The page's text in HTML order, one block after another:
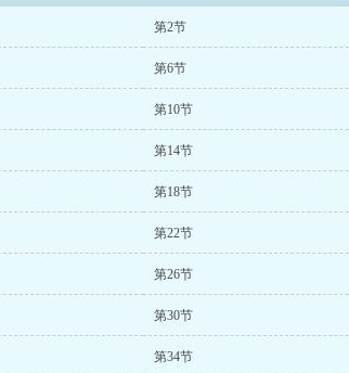
第2节
第6节
第10节
第14节
第18节
第22节
第26节
第30节
第34节